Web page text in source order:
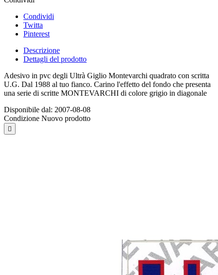
Condividi
Twitta
Pinterest
Descrizione
Dettagli del prodotto
Adesivo in pvc degli Ultrà Giglio Montevarchi quadrato con scritta
U.G. Dal 1988 al tuo fianco. Carino l'effetto del fondo che presenta
una serie di scritte MONTEVARCHI di colore grigio in diagonale
Disponibile dal: 2007-08-08
Condizione Nuovo prodotto
